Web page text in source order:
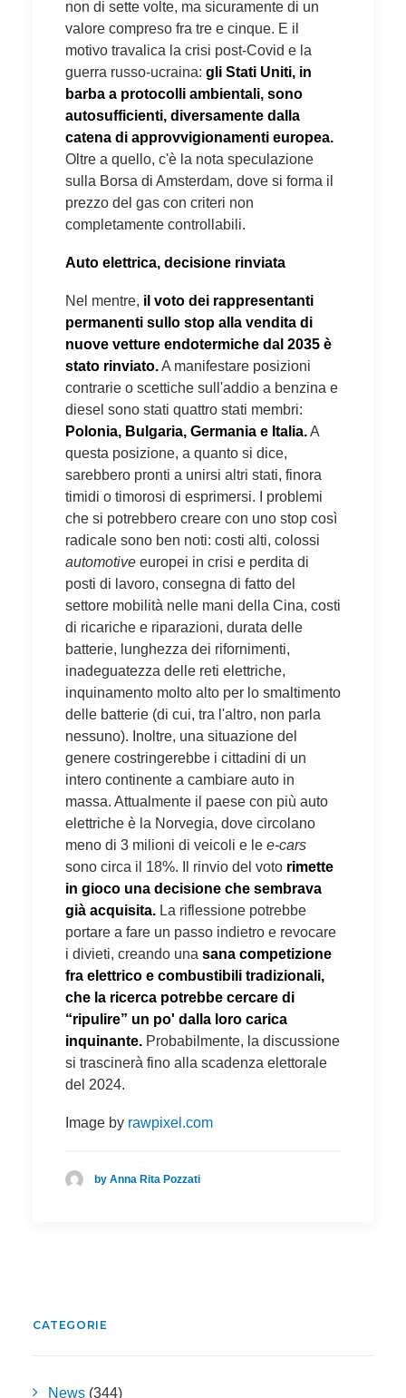
non di sette volte, ma sicuramente di un
valore compreso fra tre e cinque. E il
motivo travalica la crisi post-Covid e la
guerra russo-ucraina: gli Stati Uniti, in
barba a protocolli ambientali, sono
autosufficienti, diversamente dalla
catena di approvvigionamenti europea.
Oltre a quello, c'è la nota speculazione
sulla Borsa di Amsterdam, dove si forma il
prezzo del gas con criteri non
completamente controllabili.
Auto elettrica, decisione rinviata
Nel mentre, il voto dei rappresentanti
permanenti sullo stop alla vendita di
nuove vetture endotermiche dal 2035 è
stato rinviato.A manifestare posizioni
contrarie o scettiche sull'addio a benzina e
diesel sono stati quattro stati membri:
Polonia, Bulgaria, Germania e Italia.A
questa posizione, a quanto si dice,
sarebbero pronti a unirsi altri stati, finora
timidi o timorosi di esprimersi. I problemi
che si potrebbero creare con uno stop così
radicale sono ben noti: costi alti, colossi
automotive europei in crisi e perdita di
posti di lavoro, consegna di fatto del
settore mobilità nelle mani della Cina, costi
di ricariche e riparazioni, durata delle
batterie, lunghezza dei rifornimenti,
inadeguatezza delle reti elettriche,
inquinamento molto alto per lo smaltimento
delle batterie (di cui, tra l'altro, non parla
nessuno). Inoltre, una situazione del
genere costringerebbe i cittadini di un
intero continente a cambiare auto in
massa. Attualmente il paese con più auto
elettriche è la Norvegia, dove circolano
meno di 3 milioni di veicoli e le e-cars
sono circa il 18%. Il rinvio del voto rimette
in gioco una decisione che sembrava
già acquisita. La riflessione potrebbe
portare a fare un passo indietro e revocare
i divieti, creando una sana competizione
fra elettrico e combustibili tradizionali,
che la ricerca potrebbe cercare di
“ripulire” un po' dalla loro carica
inquinante. Probabilmente, la discussione
si trascinerà fino alla scadenza elettorale
del 2024.
Image by rawpixel.com
by Anna Rita Pozzati
CATEGORIE
News (344)